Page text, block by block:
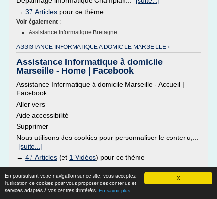
X
En poursuivant votre navigation sur ce site, vous acceptez
l'utilisation de cookies pour vous proposer des contenus et
services adaptés à vos centres d'intérêts. En savoir plus
→ 37 Articles pour ce thème
Voir également :
Assistance Informatique Bretagne
ASSISTANCE INFORMATIQUE A DOMICILE MARSEILLE »
Assistance Informatique à domicile
Marseille - Home | Facebook
Assistance Informatique à domicile Marseille - Accueil |
Facebook
Aller vers
Aide accessibilité
Supprimer
Nous utilisons des cookies pour personnaliser le contenu,...
[suite...]
→ 47 Articles (et 1 Vidéos) pour ce thème
AGREMENT ASSISTANCE INFORMATIQUE ET INTERNET A
DOMICILE »